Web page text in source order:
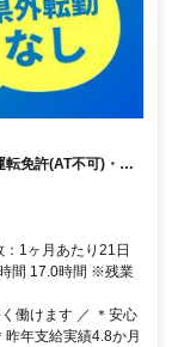
免許(AT不可)・自
｜年間休日123日
1ヶ月あたり21日
間 17.0時間 ※残業
働けます ／ ＊安心
年支給実績4.8か月